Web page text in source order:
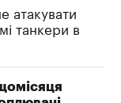
атакувати
танкери в